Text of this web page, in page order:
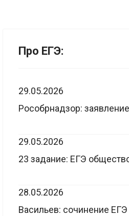
Про ЕГЭ:
29.05.2026
Рособрнадзор:
29.05.2026
23 задание: ЕГЭ
28.05.2026
Васильев: сочинение ЕГЭ